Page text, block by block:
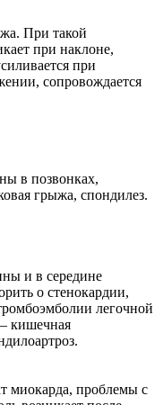
При такой
при наклоне,
при
сопровождается
в позвонках,
грыжа, спондилез.
и в середине
о стенокардии,
легочной
кишечная
миокарда, проблемы с